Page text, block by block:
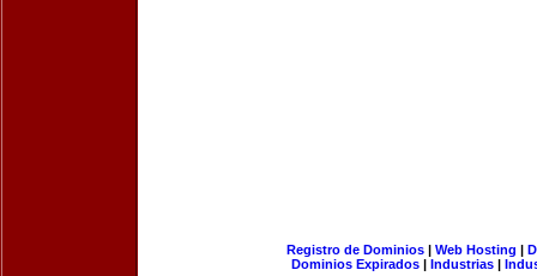
Registro de Dominios| Web Hosting |
Dominios Expirados | Industrias |